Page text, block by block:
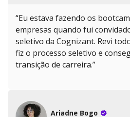
“Eu estava fazendo os
empresas quando fui
seletivo da Cognizant. Revi
fiz o processo seletivo e
transição de carreira.”
Ariadne Bogo